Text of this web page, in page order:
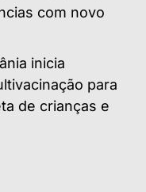
com novo
inicia
para
de crianças e